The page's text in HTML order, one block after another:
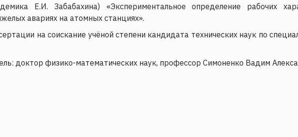
Е.И. Забабахина) «Экспериментальное определение рабочих
авариях на атомных станциях».
на соискание учёной степени кандидата технических наук по
доктор физико-математических наук, профессор Симоненко Вадим
ИМСС № 32-2025